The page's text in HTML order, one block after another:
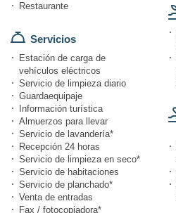
Restaurante
Servicios
Estación de carga de
vehículos eléctricos
Servicio de limpieza diario
Guardaequipaje
Información turística
Almuerzos para llevar
Servicio de lavandería*
Recepción 24 horas
Servicio de limpieza en seco*
Servicio de habitaciones
Servicio de planchado*
Venta de entradas
Fax / fotocopiadora*